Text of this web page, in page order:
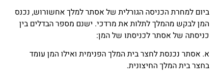
ביום למחרת הכניסה הגורלית של אסתר למלך אחשורוש, נכנס
המן לבקש מהמלך לתלות את מרדכי. ישנם מספר הבדלים בין
כניסתה של אסתר לכניסתו של המן:
א. אסתר נכנסת לחצר בית המלך הפנימית ואילו המן עומד
בחצר בית המלך החיצונית.